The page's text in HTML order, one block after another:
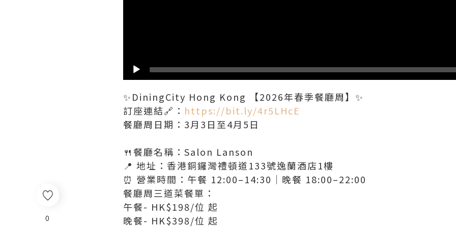
0
✨DiningCity Hong Kong 【2026年春季餐廳周】✨
訂座連結🔗： https://bit.ly/4r5LHcE
餐廳周日期：3月3日至4月5日
🍴餐廳名稱：Salon Lanson
📍 地址：香港銅鑼灣禮頓道133號逸蘭酒店1樓
⏰ 營業時間：午餐 12:00–14:30｜晚餐 18:00–22:00
餐廳周三道菜餐單：
午餐- HK$198/位 起
晚餐- HK$398/位 起